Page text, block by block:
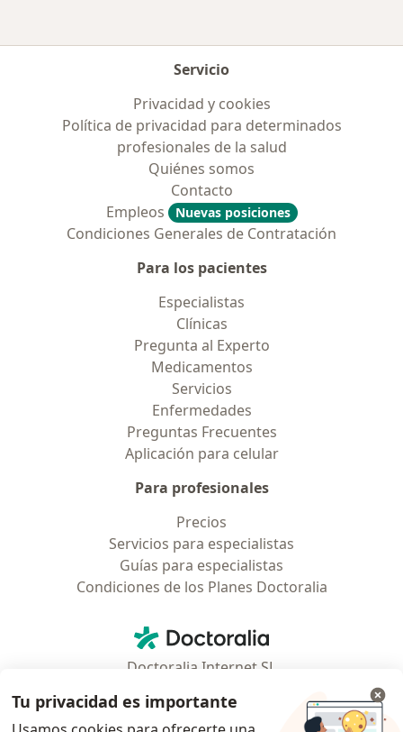
Servicio
Privacidad y cookies
Política de privacidad para determinados
profesionales de la salud
Quiénes somos
Contacto
Empleos
Nuevas posiciones
Condiciones Generales de Contratación
Para los pacientes
Especialistas
Clínicas
Pregunta al Experto
Medicamentos
Servicios
Enfermedades
Preguntas Frecuentes
Aplicación para celular
Para profesionales
Precios
Servicios para especialistas
Guías para especialistas
Condiciones de los Planes Doctoralia
Doctoralia - Página de inicio
Doctoralia Internet SL
08019 Barcelona, Spain
Tu privacidad es importante